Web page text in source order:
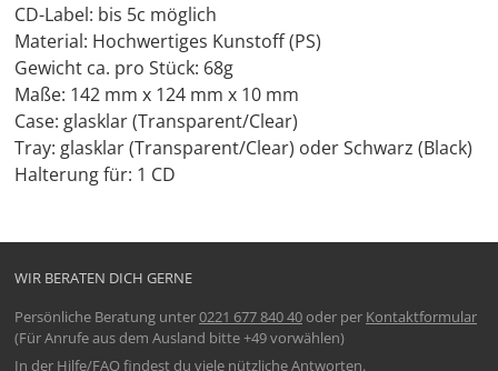
CD-Label: bis 5c möglich
Material: Hochwertiges Kunstoff (PS)
Gewicht ca. pro Stück: 68g
Maße: 142 mm x 124 mm x 10 mm
Case: glasklar (Transparent/Clear)
Tray: glasklar (Transparent/Clear) oder Schwarz (Black)
Halterung für: 1 CD
WIR BERATEN DICH GERNE
Persönliche Beratung unter0221 677 840 40oder per Kontaktformular
(Für Anrufe aus dem Ausland bitte +49 vorwählen)
In der Hilfe/FAQfindest du viele nützliche Antworten.